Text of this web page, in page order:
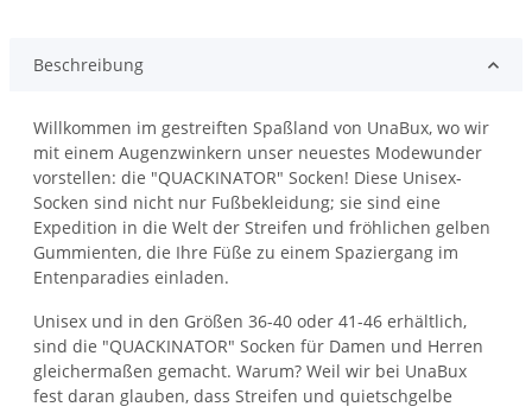
Beschreibung
Willkommen im gestreiften Spaßland von UnaBux, wo wir
mit einem Augenzwinkern unser neuestes Modewunder
vorstellen: die "QUACKINATOR" Socken! Diese Unisex-
Socken sind nicht nur Fußbekleidung; sie sind eine
Expedition in die Welt der Streifen und fröhlichen gelben
Gummienten, die Ihre Füße zu einem Spaziergang im
Entenparadies einladen.
Unisex und in den Größen 36-40 oder 41-46 erhältlich,
sind die "QUACKINATOR" Socken für Damen und Herren
gleichermaßen gemacht. Warum? Weil wir bei UnaBux
fest daran glauben, dass Streifen und quietschgelbe